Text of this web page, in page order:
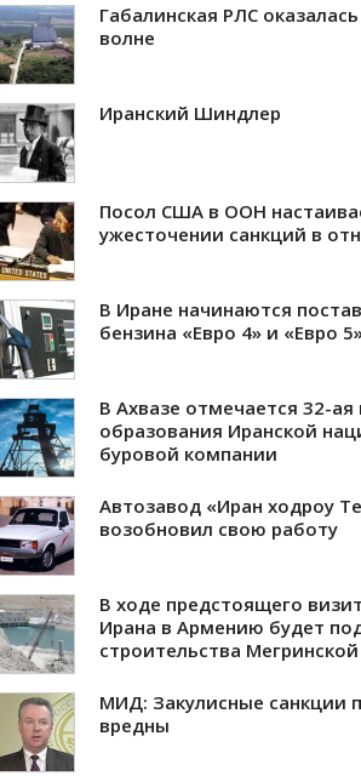
Габалинская РЛС
волне
Иранский Шиндлер
Посол США в ООН
ужесточении санкций в
В Иране начинаются
бензина «Евро 4» и «Евро
В Ахвазе отмечается 32-
образования Иранской
буровой компании
Автозавод «Иран ходроу
возобновил свою работу
В ходе предстоящего
Ирана в Армению будет
строительства
МИД: Закулисные санкции
вредны